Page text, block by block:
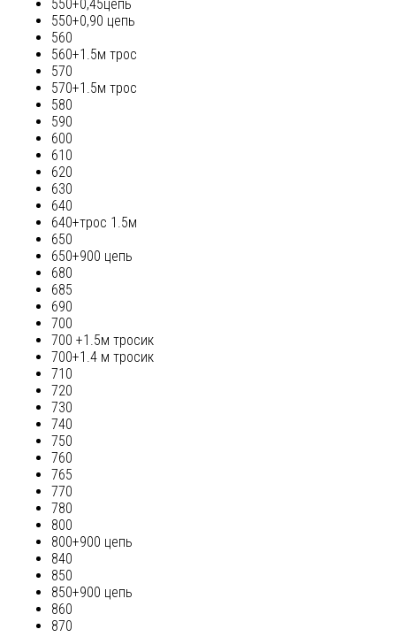
550+0,45цепь
550+0,90 цепь
560
560+1.5м трос
570
570+1.5м трос
580
590
600
610
620
630
640
640+трос 1.5м
650
650+900 цепь
680
685
690
700
700 +1.5м тросик
700+1.4 м тросик
710
720
730
740
750
760
765
770
780
800
800+900 цепь
840
850
850+900 цепь
860
870